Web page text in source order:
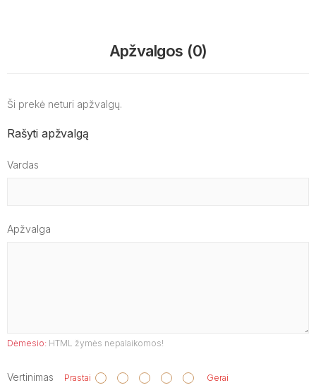
Apžvalgos (0)
Ši prekė neturi apžvalgų.
Rašyti apžvalgą
Vardas
Apžvalga
Dėmesio: HTML žymės nepalaikomos!
Vertinimas Prastai Gerai